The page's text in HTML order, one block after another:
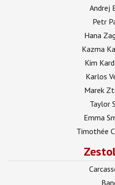
Andrej
Petr
Hana
Kazma
Kim
Karlos
Marek
Taylor
Emma
Timothée